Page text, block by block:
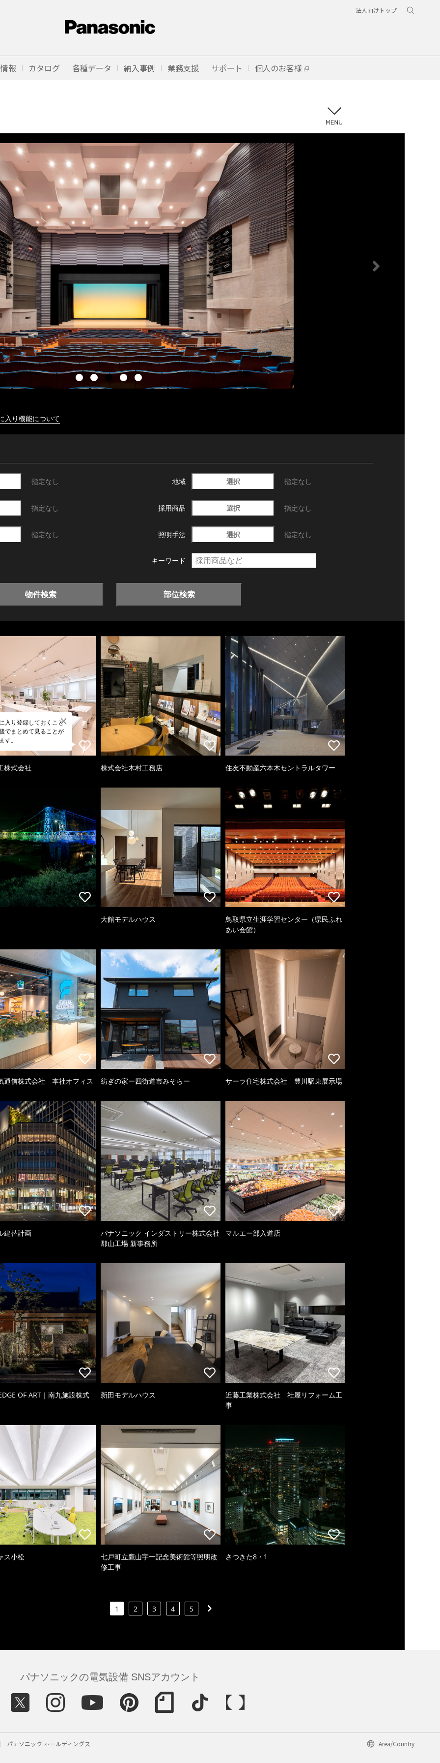
法人向けトップ
報 カタログ 各種データ 納入事例 業務支援 サポート 個人のお客様
入り機能について
指定なし 地域 選択 指定なし
指定なし 採用商品 選択 指定なし
指定なし 照明手法 選択 指定なし
キーワード
物件検索 部位検索
入り登録しておくこと
でまとめて見ることが
す。
株式会社 株式会社木村工務店 住友不動産六本木セントラルタワー
大館モデルハウス
鳥取県立生涯学習センター（県民ふれ
あい会館）
通信株式会社 本社オフィス 紡ぎの家ー四街道市みそらー サーラ住宅株式会社 豊川駅東展示場
建替計画
パナソニック インダストリー株式会社
郡山工場 新事務所
マルエー部入道店
OF ART｜南九施設株式 新田モデルハウス
近藤工業株式会社 社屋リフォーム工
事
ス小松
七戸町立鷹山宇一記念美術館等照明改
修工事
さつきた8・1
1 2 3 4 5
パナソニックの電気設備 SNSアカウント
パナソニック ホールディングス Area/Country